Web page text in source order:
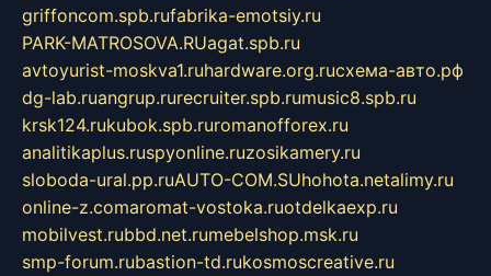
griffoncom.spb.rufabrika-emotsiy.ru
PARK-MATROSOVA.RUagat.spb.ru
avtoyurist-moskva1.ruhardware.org.ruсхема-авто.рф
dg-lab.ruangrup.rurecruiter.spb.rumusic8.spb.ru
krsk124.rukubok.spb.ruromanofforex.ru
analitikaplus.ruspyonline.ruzosikamery.ru
sloboda-ural.pp.ruAUTO-COM.SUhohota.netalimy.ru
online-z.comaromat-vostoka.ruotdelkaexp.ru
mobilvest.rubbd.net.rumebelshop.msk.ru
smp-forum.rubastion-td.rukosmoscreative.ru